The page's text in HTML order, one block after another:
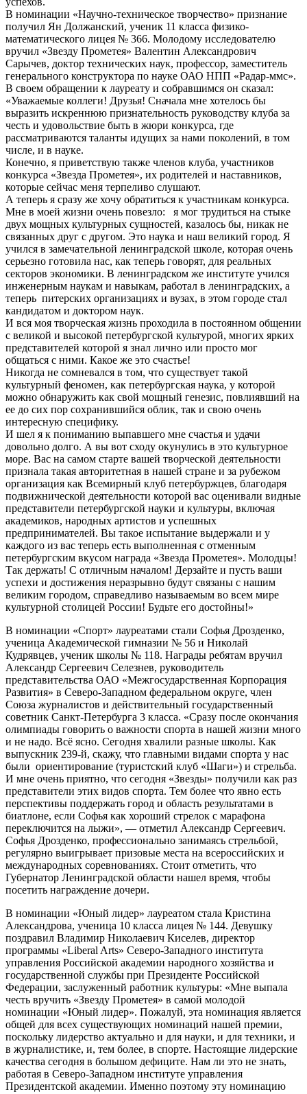
В номинации «Научно-техническое творчество» признание
получил Ян Должанский, ученик 11 класса физико-
математического лицея № 366. Молодому исследователю
вручил «Звезду Прометея» Валентин Александрович
Сарычев, доктор технических наук, профессор, заместитель
генерального конструктора по науке ОАО НПП «Радар-ммс».
В своем обращении к лауреату и собравшимся он сказал:
«Уважаемые коллеги! Друзья! Сначала мне хотелось бы
выразить искреннюю признательность руководству клуба за
честь и удовольствие быть в жюри конкурса, где
рассматриваются таланты идущих за нами поколений, в том
числе, и в науке.
Конечно, я приветствую также членов клуба, участников
конкурса «Звезда Прометея», их родителей и наставников,
которые сейчас меня терпеливо слушают.
А теперь я сразу же хочу обратиться к участникам конкурса.
Мне в моей жизни очень повезло: я мог трудиться на стыке
двух мощных культурных сущностей, казалось бы, никак не
связанных друг с другом. Это наука и наш великий город. Я
учился в замечательной ленинградской школе, которая очень
серьезно готовила нас, как теперь говорят, для реальных
секторов экономики. В ленинградском же институте учился
инженерным наукам и навыкам, работал в ленинградских, а
теперь питерских организациях и вузах, в этом городе стал
кандидатом и доктором наук.
И вся моя творческая жизнь проходила в постоянном общении
с великой и высокой петербургской культурой, многих ярких
представителей которой я знал лично или просто мог
общаться с ними. Какое же это счастье!
Никогда не сомневался в том, что существует такой
культурный феномен, как петербургская наука, у которой
можно обнаружить как свой мощный генезис, повлиявший на
ее до сих пор сохранившийся облик, так и свою очень
интересную специфику.
И шел я к пониманию выпавшего мне счастья и удачи
довольно долго. А вы вот сходу окунулись в это культурное
море. Вас на самом старте вашей творческой деятельности
признала такая авторитетная в нашей стране и за рубежом
организация как Всемирный клуб петербуржцев, благодаря
подвижнической деятельности которой вас оценивали видные
представители петербургской науки и культуры, включая
академиков, народных артистов и успешных
предпринимателей. Вы такое испытание выдержали и у
каждого из вас теперь есть выполненная с отменным
петербургским вкусом награда «Звезда Прометея». Молодцы!
Так держать! С отличным началом! Дерзайте и пусть ваши
успехи и достижения неразрывно будут связаны с нашим
великим городом, справедливо называемым во всем мире
культурной столицей России! Будьте его достойны!»
В номинации «Спорт» лауреатами стали Софья Дрозденко,
ученица Академической гимназии № 56 и Николай
Кудрявцев, ученик школы № 118. Награды ребятам вручил
Александр Сергеевич Селезнев, руководитель
представительства ОАО «Межгосударственная Корпорация
Развития» в Северо-Западном федеральном округе, член
Союза журналистов и действительный государственный
советник Санкт-Петербурга 3 класса. «Сразу после окончания
олимпиады говорить о важности спорта в нашей жизни много
и не надо. Всё ясно. Сегодня хвалили разные школы. Как
выпускник 239-й, скажу, что главными видами спорта у нас
были ориентирование (туристский клуб «Шаги») и стрельба.
И мне очень приятно, что сегодня «Звезды» получили как раз
представители этих видов спорта. Тем более что явно есть
перспективы поддержать город и область результатами в
биатлоне, если Софья как хороший стрелок с марафона
переключится на лыжи», — отметил Александр Сергеевич.
Софья Дрозденко, профессионально занимаясь стрельбой,
регулярно выигрывает призовые места на всероссийских и
международных соревнованиях. Стоит отметить, что
Губернатор Ленинградской области нашел время, чтобы
посетить награждение дочери.
В номинации «Юный лидер» лауреатом стала Кристина
Александрова, ученица 10 класса лицея № 144. Девушку
поздравил Владимир Николаевич Киселев, директор
программы «Liberal Arts» Северо-Западного института
управления Российской академии народного хозяйства и
государственной службы при Президенте Российской
Федерации, заслуженный работник культуры: «Мне выпала
честь вручить «Звезду Прометея» в самой молодой
номинации «Юный лидер». Пожалуй, эта номинация является
общей для всех существующих номинаций нашей премии,
поскольку лидерство актуально и для науки, и для техники, и
в журналистике, и, тем более, в спорте. Настоящие лидерские
качества сегодня в большом дефиците. Нам ли это не знать,
работая в Северо-Западном институте управления
Президентской академии. Именно поэтому эту номинацию